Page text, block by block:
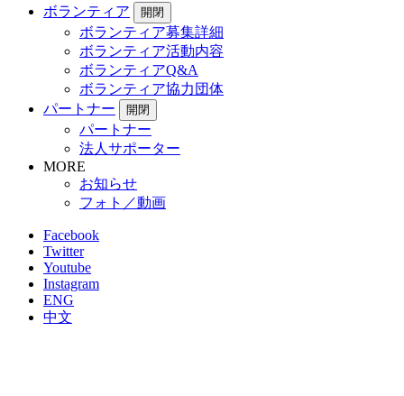
ボランティア
開閉
ボランティア募集詳細
ボランティア活動内容
ボランティアQ&A
ボランティア協力団体
パートナー
開閉
パートナー
法人サポーター
MORE
お知らせ
フォト／動画
Facebook
Twitter
Youtube
Instagram
ENG
中文